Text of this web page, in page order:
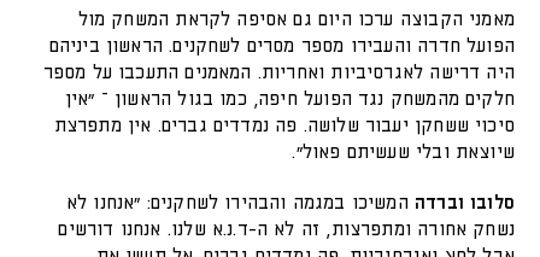
מאמני הקבוצה ערכו היום גם אסיפה לקראת המשחק מול
הפועל חדרה והעבירו מספר מסרים לשחקנים. הראשון ביניהם
היה דרישה לאגרסיביות ואחריות. המאמנים התעכבו על מספר
חלקים מהמשחק נגד הפועל חיפה, כמו בגול הראשון – "אין
סיכוי ששחקן יעבור שלושה. פה נמדדים גברים. אין מתפרצת
שיוצאת ובלי שעשיתם פאול".
סלובו וברדה המשיכו במגמה והבהירו לשחקנים: "אנחנו לא
נשחק אחורה ומתפרצות, זה לא ה-ד.נ.א שלנו. אנחנו דורשים